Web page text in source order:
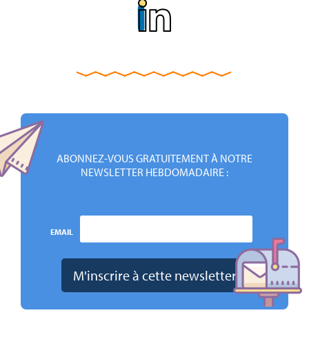
ABONNEZ-VOUS GRATUITEMENT À NOTRE
NEWSLETTER HEBDOMADAIRE :
EMAIL